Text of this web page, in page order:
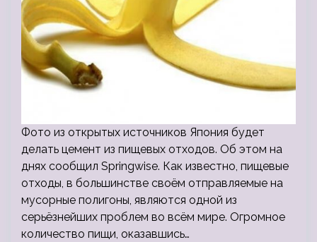
Фото из открытых источников Япония будет
делать цемент из пищевых отходов. Об этом на
днях сообщил Springwise. Как известно, пищевые
отходы, в большинстве своём отправляемые на
мусорные полигоны, являются одной из
серьёзнейших проблем во всём мире. Огромное
количество пищи, оказавшись…